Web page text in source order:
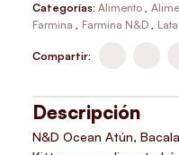
Categorías: Alimento ,
Farmina , Farmina N&D ,
Compartir:
Descripción
N&D Ocean Atún,